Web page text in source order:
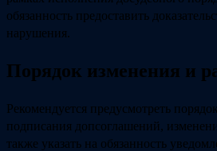
обязанность предоставить
нарушения.
Порядок изменения и
Рекомендуется предусмотреть
подписания допсоглашений,
также указать на обязанность